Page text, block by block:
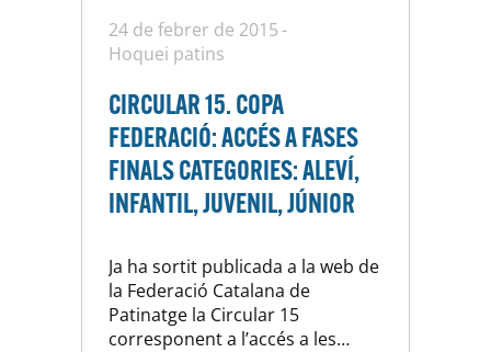
24 de febrer de 2015
Hoquei patins
CIRCULAR 15. COPA
FEDERACIÓ: ACCÉS A FASES
FINALS CATEGORIES: ALEVÍ,
INFANTIL, JUVENIL, JÚNIOR
Ja ha sortit publicada a la web de
la Federació Catalana de
Patinatge la Circular 15
corresponent a l’accés a les